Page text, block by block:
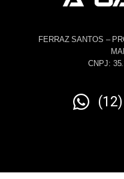
FERRAZ SANTOS –
CNPJ: